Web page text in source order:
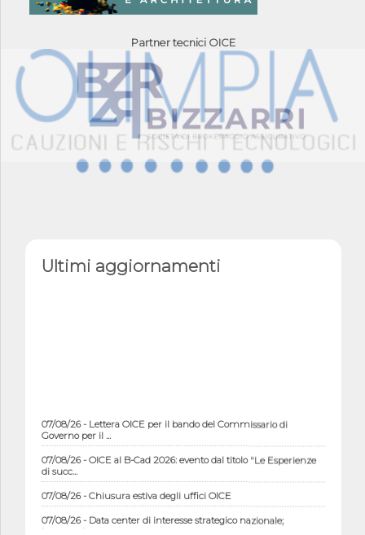
Partner tecnici OICE
Ultimi aggiornamenti
07/08/26 - Lettera OICE per il bando del Commissario di
Governo per il ...
07/08/26 - OICE al B-Cad 2026: evento dal titolo "Le Esperienze
di succ...
07/08/26 - Chiusura estiva degli uffici OICE
07/08/26 - Data center di interesse strategico nazionale;
interventi pe...